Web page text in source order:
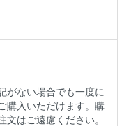
がない場合でも一度に
購入いただけます。購
文はご遠慮ください。